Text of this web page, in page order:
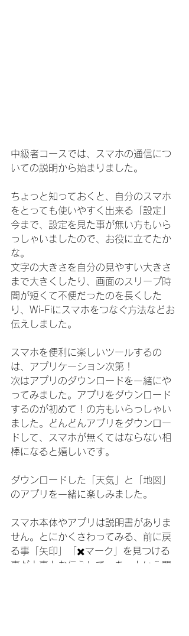
中級者コースでは、スマホの通信につ
いての説明から始まりました。
ちょっと知っておくと、自分のスマホ
をとっても使いやすく出来る「設定」
今まで、設定を見た事が無い方もいら
っしゃいましたので、お役に立てたか
な。
文字の大きさを自分の見やすい大きさ
まで大きくしたり、画面のスリープ時
間が短くて不便だったのを長くした
り、Wi-Fiにスマホをつなぐ方法などお
伝えしました。
スマホを便利に楽しいツールするの
は、アプリケーション次第！
次はアプリのダウンロードを一緒にや
ってみました。アプリをダウンロード
するのが初めて！の方もいらっしゃい
ました。どんどんアプリをダウンロー
ドして、スマホが無くてはならない相
棒になると嬉しいです。
ダウンロードした「天気」と「地図」
のアプリを一緒に楽しみました。
スマホ本体やアプリは説明書がありま
せん。とにかくさわってみる、前に戻
る事「矢印」「✖️マーク」を見つける
事が大事とお伝えして、あっという間